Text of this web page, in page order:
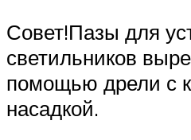
Совет!Пазы для
светильников
помощью дрели с
насадкой.